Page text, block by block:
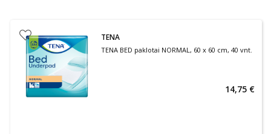
TENA
TENA BED paklotai NORMAL, 60 x 60 cm, 40 vnt.
14,75 €